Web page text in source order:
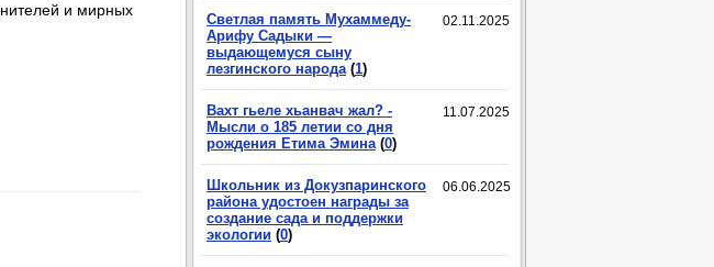
02.11.2025
Светлая память Мухаммеду-
Арифу Садыки —
выдающемуся сыну
лезгинского народа (1)
11.07.2025
Вахт гьеле хьанвач жал? -
Мысли о 185 летии со дня
рождения Етима Эмина (0)
06.06.2025
Школьник из Докузпаринского
района удостоен награды за
создание сада и поддержки
экологии (0)
и мирных